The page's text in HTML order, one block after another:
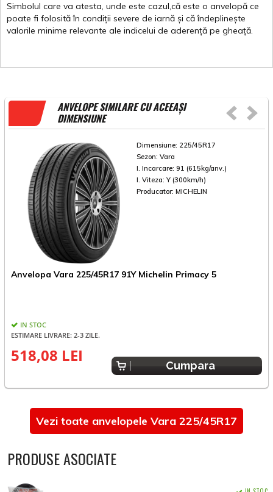
Simbolul care va atesta, unde este cazul,că este o anvelopă ce
poate fi folosită în condiții severe de iarnă și că îndeplinește
valorile minime relevante ale indicelui de aderență pe gheață.
ANVELOPE SIMILARE CU ACEEAȘI
DIMENSIUNE
Dimensiune: 225/45R17
Sezon: Vara
I. Incarcare: 91 (615kg/anv.)
I. Viteza: Y (300km/h)
Producator: MICHELIN
Anvelopa Vara 225/45R17 91Y Michelin Primacy 5
IN STOC
ESTIMARE LIVRARE: 2-3 ZILE.
518,08 LEI
Cumpara
Vezi toate anvelopele Vara 225/45R17
PRODUSE ASOCIATE